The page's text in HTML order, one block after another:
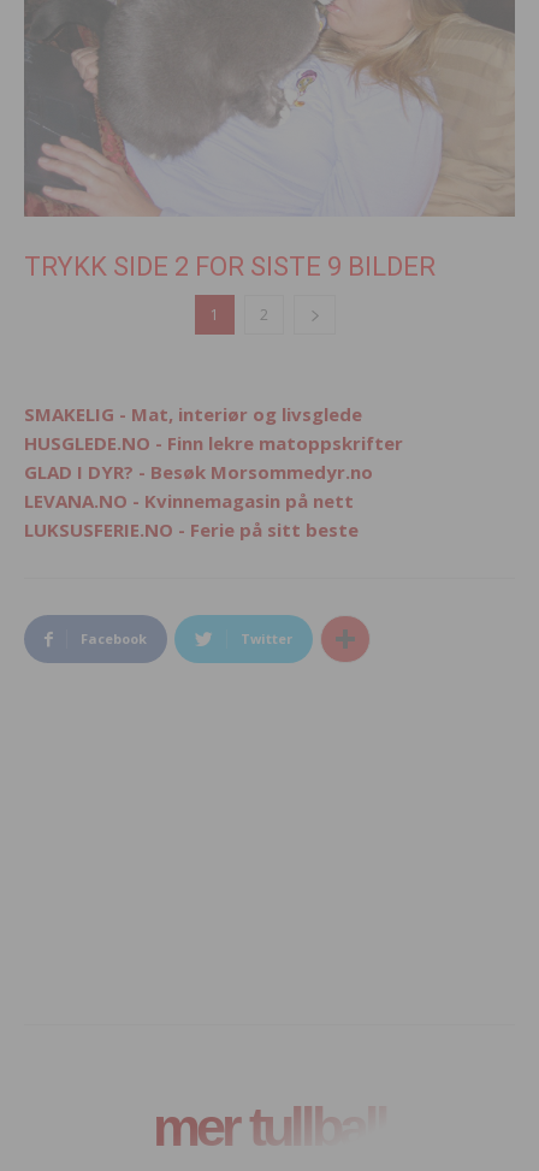
TRYKK SIDE 2 FOR SISTE 9 BILDER
1 2
SMAKELIG - Mat, interiør og livsglede
HUSGLEDE.NO - Finn lekre matoppskrifter
GLAD I DYR? - Besøk Morsommedyr.no
LEVANA.NO - Kvinnemagasin på nett
LUKSUSFERIE.NO - Ferie på sitt beste
Facebook Twitter
mer tullball